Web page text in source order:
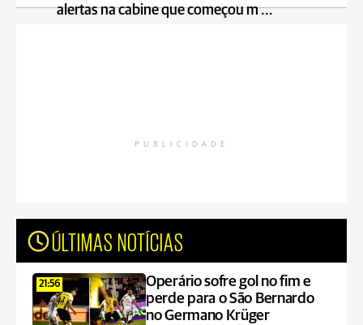
alertas na cabine que começou m ...
PUBLICIDADE
ÚLTIMAS NOTÍCIAS
21:56
Operário sofre gol no fim e
perde para o São Bernardo
no Germano Krüger